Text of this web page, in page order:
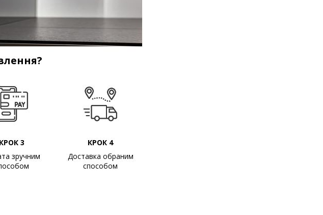
КРОК 3
зручним
КРОК 4
Доставка обраним
способом